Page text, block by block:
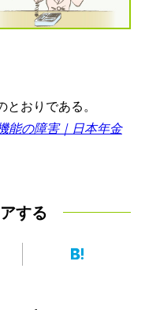
おりである。
能の障害｜日本年金
する